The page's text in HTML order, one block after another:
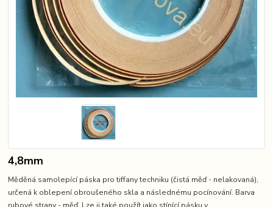
4,8mm
Měděná samolepící páska pro tiffany techniku (čistá měď - nelakovaná),
určená k oblepení obroušeného skla a následnému pocínování. Barva